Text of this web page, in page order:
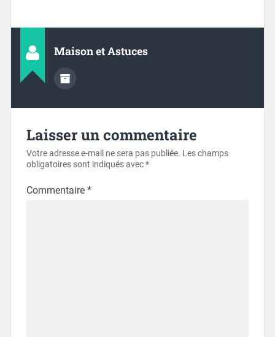
Maison et Astuces
Laisser un commentaire
Votre adresse e-mail ne sera pas publiée. Les champs
obligatoires sont indiqués avec*
Commentaire *